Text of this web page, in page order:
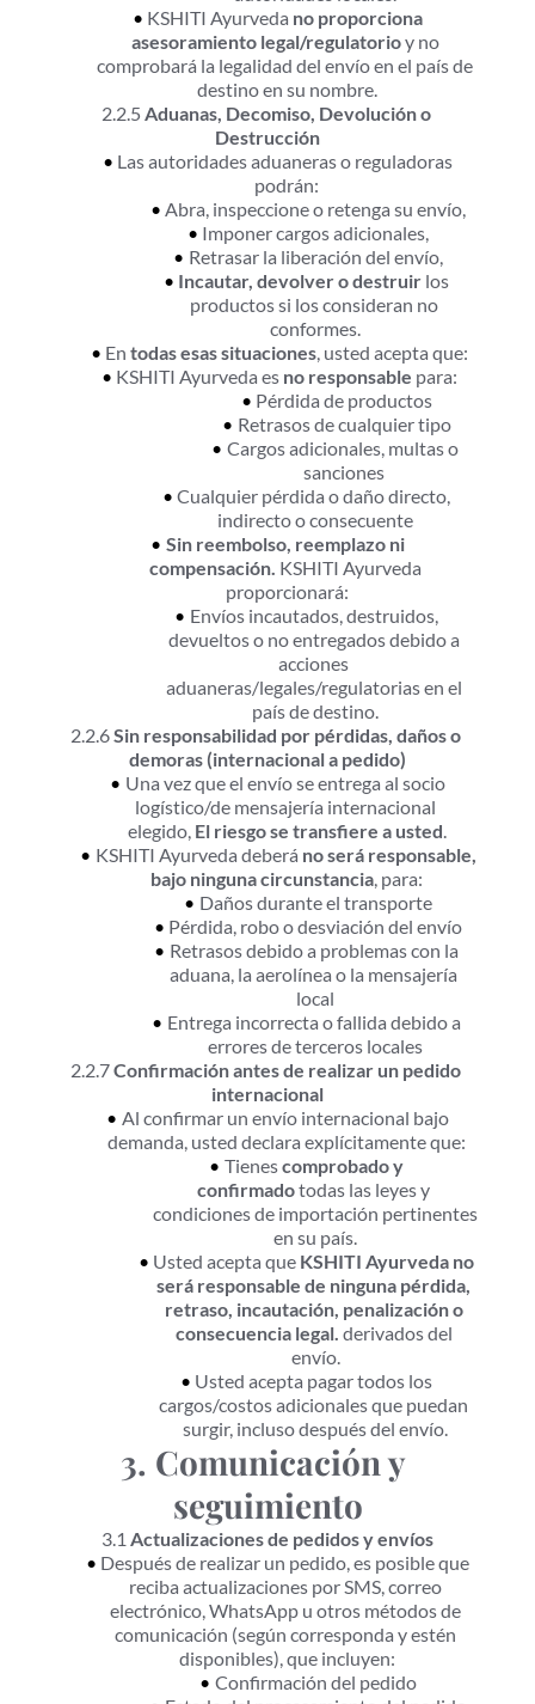
KSHITI Ayurveda no proporciona
asesoramiento legal/regulatorio y no
comprobará la legalidad del envío en el país de
destino en su nombre.
2.2.5 Aduanas, Decomiso, Devolución o
Destrucción
Las autoridades aduaneras o reguladoras
podrán:
Abra, inspeccione o retenga su envío,
Imponer cargos adicionales,
Retrasar la liberación del envío,
Incautar, devolver o destruir los
productos si los consideran no
conformes.
En todas esas situaciones, usted acepta que:
KSHITI Ayurveda es no responsable para:
Pérdida de productos
Retrasos de cualquier tipo
Cargos adicionales, multas o
sanciones
Cualquier pérdida o daño directo,
indirecto o consecuente
Sin reembolso, reemplazo ni
compensación. KSHITI Ayurveda
proporcionará:
Envíos incautados, destruidos,
devueltos o no entregados debido a
acciones
aduaneras/legales/regulatorias en el
país de destino.
2.2.6 Sin responsabilidad por pérdidas, daños o
demoras (internacional a pedido)
Una vez que el envío se entrega al socio
logístico/de mensajería internacional
elegido, El riesgo se transfiere a usted.
KSHITI Ayurveda deberá no será responsable,
bajo ninguna circunstancia, para:
Daños durante el transporte
Pérdida, robo o desviación del envío
Retrasos debido a problemas con la
aduana, la aerolínea o la mensajería
local
Entrega incorrecta o fallida debido a
errores de terceros locales
2.2.7 Confirmación antes de realizar un pedido
internacional
Al confirmar un envío internacional bajo
demanda, usted declara explícitamente que:
Tienes comprobado y
confirmado todas las leyes y
condiciones de importación pertinentes
en su país.
Usted acepta que KSHITI Ayurveda no
será responsable de ninguna pérdida,
retraso, incautación, penalización o
consecuencia legal. derivados del
envío.
Usted acepta pagar todos los
cargos/costos adicionales que puedan
surgir, incluso después del envío.
3. Comunicación y
seguimiento
3.1 Actualizaciones de pedidos y envíos
Después de realizar un pedido, es posible que
reciba actualizaciones por SMS, correo
electrónico, WhatsApp u otros métodos de
comunicación (según corresponda y estén
disponibles), que incluyen:
Confirmación del pedido